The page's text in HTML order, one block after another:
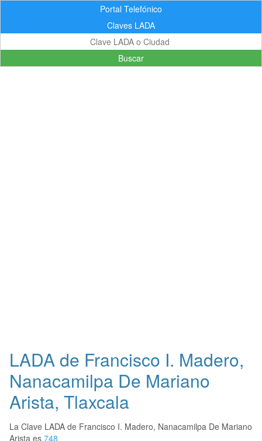
Portal Telefónico
Claves LADA
Buscar
LADA de Francisco I. Madero,
Nanacamilpa De Mariano
Arista, Tlaxcala
La Clave LADA de Francisco I. Madero, Nanacamilpa De Mariano
Arista es 748